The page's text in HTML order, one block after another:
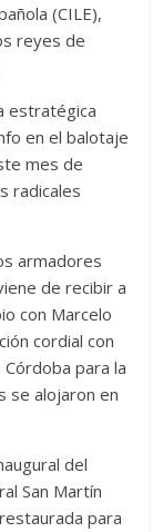
(CILE),
reyes de
estratégica
en el balotaje
mes de
radicales
armadores
de recibir a
con Marcelo
cordial con
para la
se alojaron en
del
San Martín
para